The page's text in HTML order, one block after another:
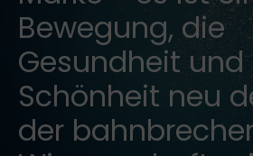
Bewegung, die
Gesundheit und
Schönheit neu
der